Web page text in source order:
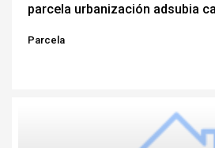
parcela urbanización adsubia
Parcela